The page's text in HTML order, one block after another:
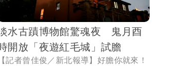
水古蹟博物館驚魂夜 鬼月酉
開放「夜遊紅毛城」試膽
【記者曾佳俊／新北報導】好膽你就來！